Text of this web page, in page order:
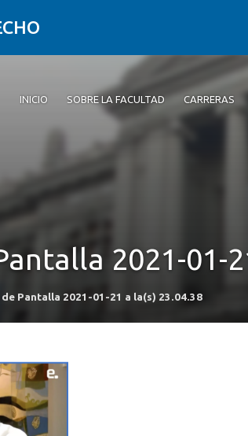
INICIO SOBRE LA FACULTAD CARRERAS
2021-01-
Pantalla 2021-01-21 a la(s) 23.04.38